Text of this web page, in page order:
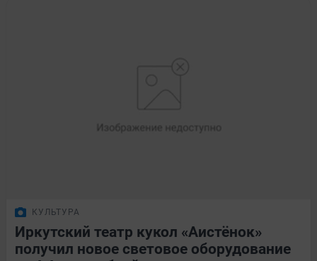
КУЛЬТУРА
Иркутский театр кукол «Аистёнок»
получил новое световое оборудование